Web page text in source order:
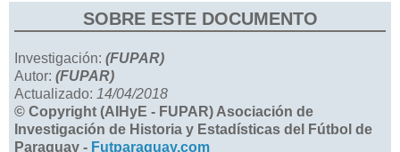
SOBRE ESTE DOCUMENTO
Investigación: (FUPAR)
Autor: (FUPAR)
Actualizado: 14/04/2018
© Copyright (AIHyE - FUPAR) Asociación de
Investigación de Historia y Estadísticas del Fútbol de
Paraguay - Futparaguay.com